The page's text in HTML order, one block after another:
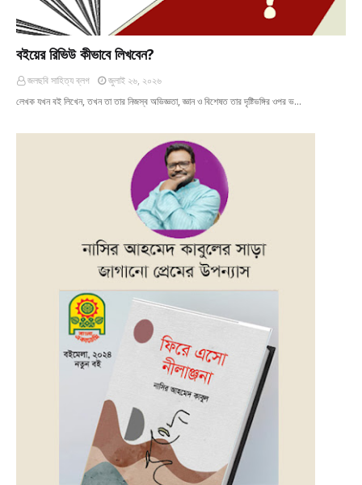
বইয়ের রিভিউ কীভাবে লিখবেন?
জলছবি সাহিত্য ব্লগ
জুলাই ২৬, ২০২৬
লেখক যখন বই লিখেন, তখন তা তার নিজস্ব অভিজ্ঞতা, জ্ঞান ও বিশেষত তার দৃষ্টিভঙ্গির ওপর ভ…